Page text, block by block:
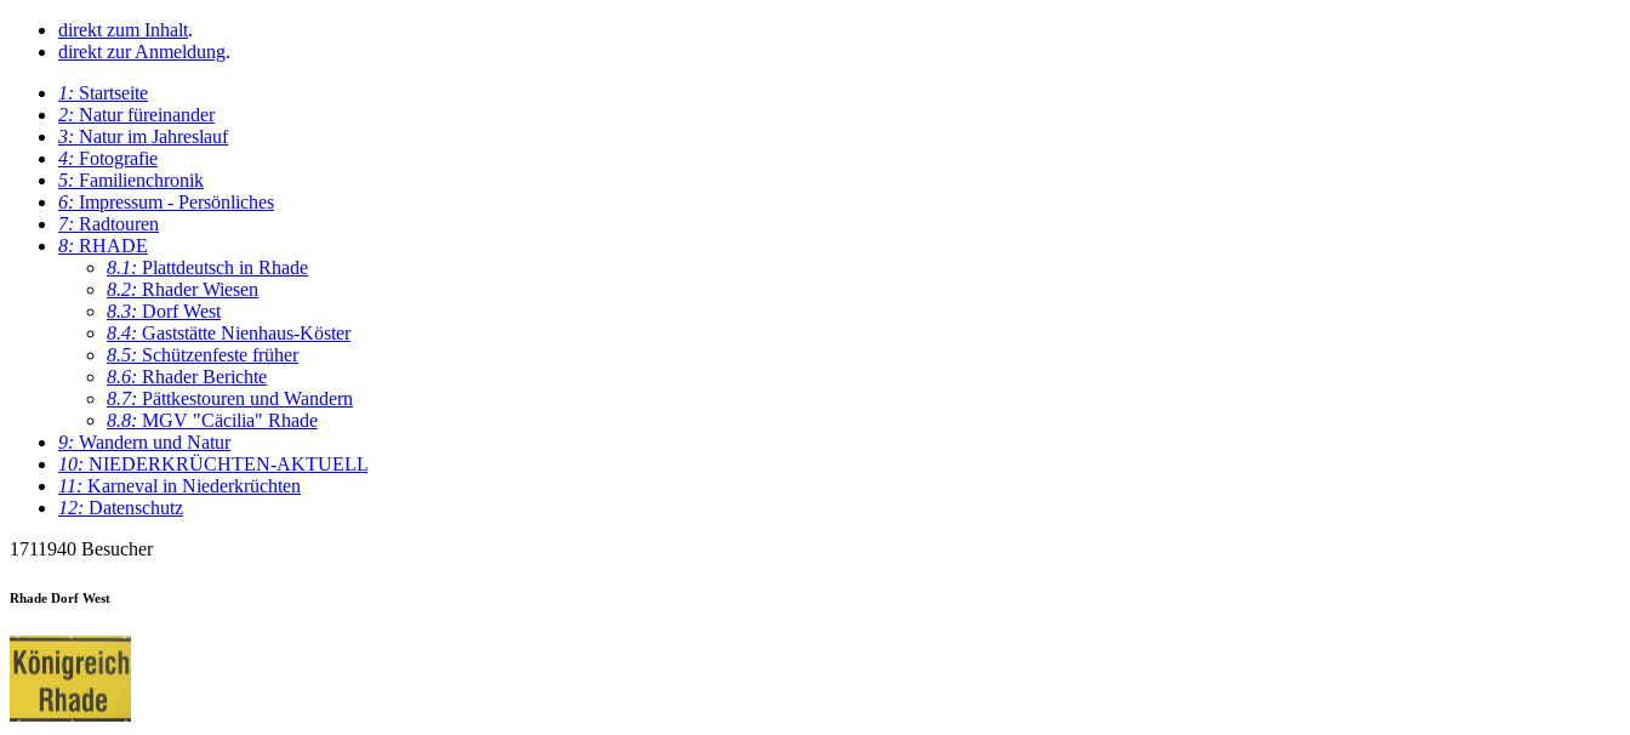
direkt zum Inhalt.
direkt zur Anmeldung.
1: Startseite
2: Natur füreinander
3: Natur im Jahreslauf
4: Fotografie
5: Familienchronik
6: Impressum - Persönliches
7: Radtouren
8: RHADE
8.1: Plattdeutsch in Rhade
8.2: Rhader Wiesen
8.3: Dorf West
8.4: Gaststätte Nienhaus-Köster
8.5: Schützenfeste früher
8.6: Rhader Berichte
8.7: Pättkestouren und Wandern
8.8: MGV "Cäcilia" Rhade
9: Wandern und Natur
10: NIEDERKRÜCHTEN-AKTUELL
11: Karneval in Niederkrüchten
12: Datenschutz
1711940 Besucher
Rhade Dorf West